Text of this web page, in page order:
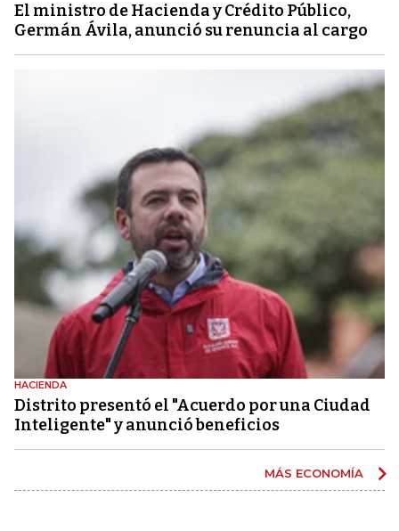
El ministro de Hacienda y Crédito Público,
Germán Ávila, anunció su renuncia al cargo
HACIENDA
Distrito presentó el "Acuerdo por una Ciudad
Inteligente" y anunció beneficios
MÁS ECONOMÍA